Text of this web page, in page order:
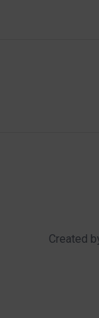
Created